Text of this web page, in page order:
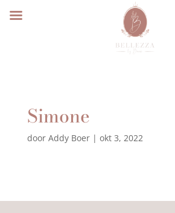
Simone
door Addy Boer| okt 3, 2022